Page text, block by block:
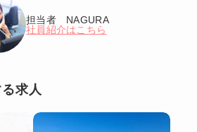
担当者 NAGURA
社員紹介はこちら
求人